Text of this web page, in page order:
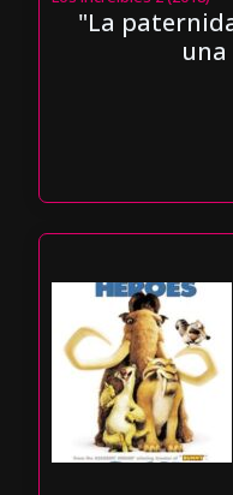
"La